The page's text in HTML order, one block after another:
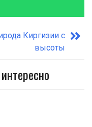
Киргизии с
высоты